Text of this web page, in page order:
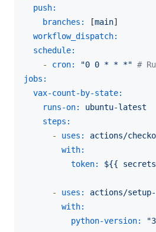
push:
branches:
[main]
workflow_dispatch:
schedule:
-
cron: "0 0 * * *" #
jobs:
vax-count-by-state:
runs-on:
ubuntu-latest
steps:
-
uses:
actions/
with:
token:
${{
- uses:
actions/setup-
with:
python-version: